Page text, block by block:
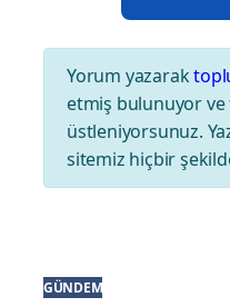
Yorum yazarak
etmiş bulunuyor
üstleniyorsunuz.
sitemiz hiçbir
GÜNDEM